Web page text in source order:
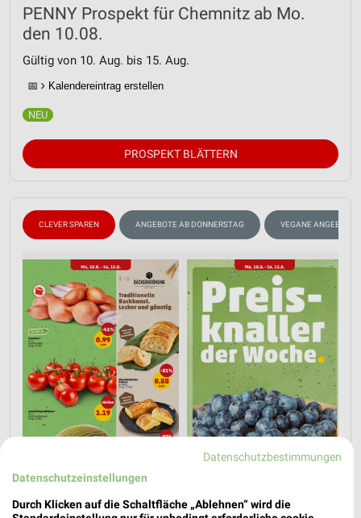
PENNY Prospekt für Chemnitz ab Mo.
den 10.08.
Gültig von 10. Aug. bis 15. Aug.
📅 Kalendereintrag erstellen
PROSPEKT BLÄTTERN
CLEVER SPAREN ANGEBOTE AB DONNERSTAG VEGANE ANGEBOTE
Datenschutzbestimmungen
Datenschutzeinstellungen
Durch Klicken auf die Schaltfläche „Ablehnen“ wird die